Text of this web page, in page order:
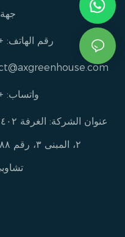
رقم الهاتف: +86
واتساب: +86